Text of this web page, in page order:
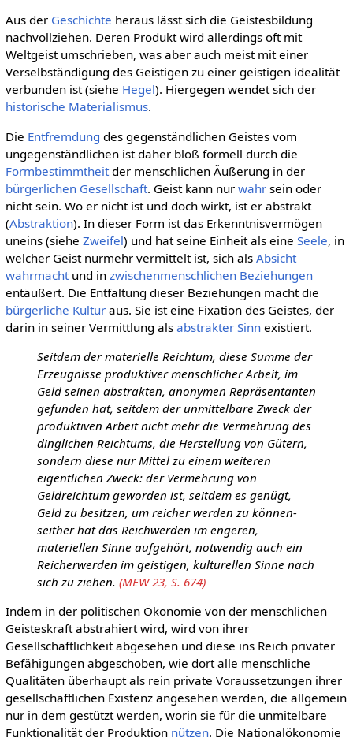
Aus der Geschichte heraus lässt sich die Geistesbildung
nachvollziehen. Deren Produkt wird allerdings oft mit
Weltgeist umschrieben, was aber auch meist mit einer
Verselbständigung des Geistigen zu einer geistigen idealität
verbunden ist (siehe Hegel). Hiergegen wendet sich der
historische Materialismus.
Die Entfremdung des gegenständlichen Geistes vom
ungegenständlichen ist daher bloß formell durch die
Formbestimmtheitder menschlichen Äußerung in der
bürgerlichen Gesellschaft. Geist kann nur wahrsein oder
nicht sein. Wo er nicht ist und doch wirkt, ist er abstrakt
(Abstraktion). In dieser Form ist das Erkenntnisvermögen
uneins (siehe Zweifel) und hat seine Einheit als eine Seele, in
welcher Geist nurmehr vermittelt ist, sich als Absicht
wahrmachtund in zwischenmenschlichen Beziehungen
entäußert. Die Entfaltung dieser Beziehungen macht die
bürgerliche Kulturaus. Sie ist eine Fixation des Geistes, der
darin in seiner Vermittlung als abstrakter Sinnexistiert.
Seitdem der materielle Reichtum, diese Summe der
Erzeugnisse produktiver menschlicher Arbeit, im
Geld seinen abstrakten, anonymen Repräsentanten
gefunden hat, seitdem der unmittelbare Zweck der
produktiven Arbeit nicht mehr die Vermehrung des
dinglichen Reichtums, die Herstellung von Gütern,
sondern diese nur Mittel zu einem weiteren
eigentlichen Zweck: der Vermehrung von
Geldreichtum geworden ist, seitdem es genügt,
Geld zu besitzen, um reicher werden zu können-
seither hat das Reichwerden im engeren,
materiellen Sinne aufgehört, notwendig auch ein
Reicherwerden im geistigen, kulturellen Sinne nach
sich zu ziehen. (MEW 23, S. 674)
Indem in der politischen Ökonomie von der menschlichen
Geisteskraft abstrahiert wird, wird von ihrer
Gesellschaftlichkeit abgesehen und diese ins Reich privater
Befähigungen abgeschoben, wie dort alle menschliche
Qualitäten überhaupt als rein private Voraussetzungen ihrer
gesellschaftlichen Existenz angesehen werden, die allgemein
nur in dem gestützt werden, worin sie für die unmitelbare
Funktionalität der Produktion nützen. Die Nationalökonomie